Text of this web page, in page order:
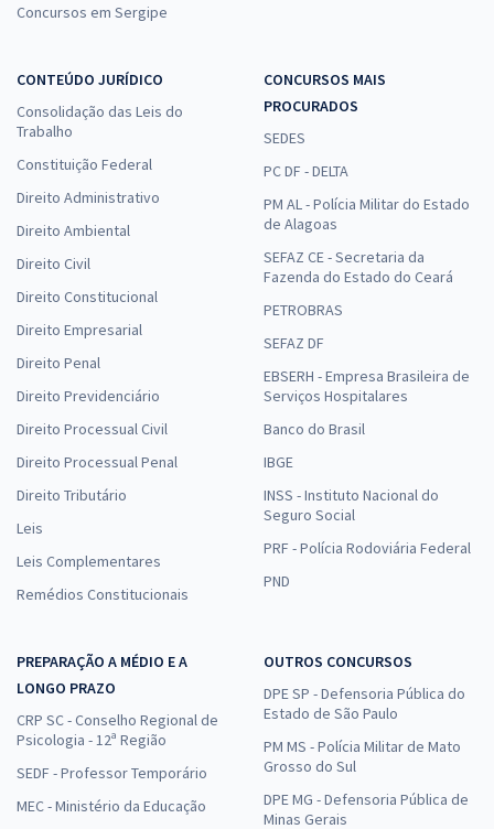
Concursos em Sergipe
CONTEÚDO JURÍDICO
Consolidação das Leis do
Trabalho
Constituição Federal
Direito Administrativo
Direito Ambiental
Direito Civil
Direito Constitucional
Direito Empresarial
Direito Penal
Direito Previdenciário
Direito Processual Civil
Direito Processual Penal
Direito Tributário
Leis
Leis Complementares
Remédios Constitucionais
CONCURSOS MAIS
PROCURADOS
SEDES
PC DF - DELTA
PM AL - Polícia Militar do Estado
de Alagoas
SEFAZ CE - Secretaria da
Fazenda do Estado do Ceará
PETROBRAS
SEFAZ DF
EBSERH - Empresa Brasileira de
Serviços Hospitalares
Banco do Brasil
IBGE
INSS - Instituto Nacional do
Seguro Social
PRF - Polícia Rodoviária Federal
PND
PREPARAÇÃO A MÉDIO E A
LONGO PRAZO
CRP SC - Conselho Regional de
Psicologia - 12ª Região
SEDF - Professor Temporário
MEC - Ministério da Educação
OUTROS CONCURSOS
DPE SP - Defensoria Pública do
Estado de São Paulo
PM MS - Polícia Militar de Mato
Grosso do Sul
DPE MG - Defensoria Pública de
Minas Gerais